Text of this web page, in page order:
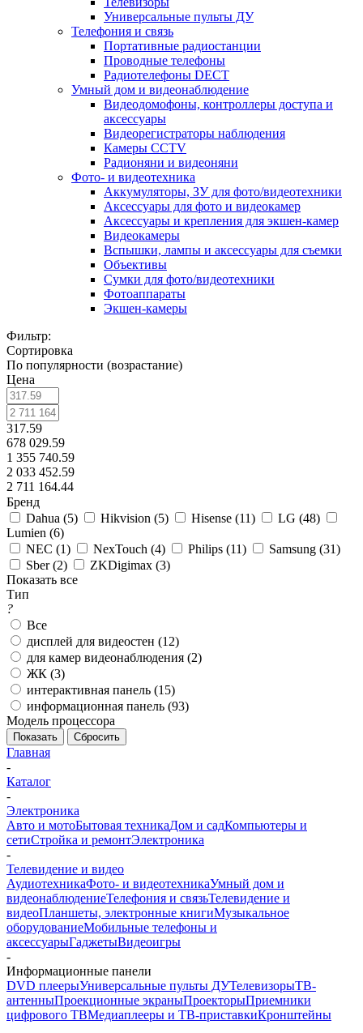
Универсальные пульты ДУ
Телефония и связь
Портативные радиостанции
Проводные телефоны
Радиотелефоны DECT
Умный дом и видеонаблюдение
Видеодомофоны, контроллеры доступа и
аксессуары
Видеорегистраторы наблюдения
Камеры CCTV
Радионяни и видеоняни
Фото- и видеотехника
Аккумуляторы, ЗУ для фото/видеотехники
Аксессуары для фото и видеокамер
Аксессуары и крепления для экшен-камер
Видеокамеры
Вспышки, лампы и аксессуары для съемки
Объективы
Сумки для фото/видеотехники
Фотоаппараты
Экшен-камеры
Фильтр:
Сортировка
По популярности (возрастание)
Цена
317.59
678 029.59
1 355 740.59
2 033 452.59
2 711 164.44
Бренд
Dahua (5) Hikvision (5) Hisense (11) LG (48)
Lumien (6)
NEC (1) NexTouch (4) Philips (11) Samsung (31)
Sber (2) ZKDigimax (3)
Показать все
Тип
?
Все
дисплей для видеостен (12)
для камер видеонаблюдения (2)
ЖК (3)
интерактивная панель (15)
информационная панель (93)
Модель процессора
Показать Сбросить
Главная
-
Каталог
-
Электроника
Авто и мотоБытовая техникаДом и садКомпьютеры и
сетиСтройка и ремонтЭлектроника
-
Телевидение и видео
АудиотехникаФото- и видеотехникаУмный дом и
видеонаблюдениеТелефония и связьТелевидение и
видеоПланшеты, электронные книгиМузыкальное
оборудованиеМобильные телефоны и
аксессуарыГаджетыВидеоигры
-
Информационные панели
DVD плеерыУниверсальные пульты ДУТелевизорыТВ-
антенныПроекционные экраныПроекторыПриемники
цифрового ТВМедиаплееры и ТВ-приставкиКронштейны